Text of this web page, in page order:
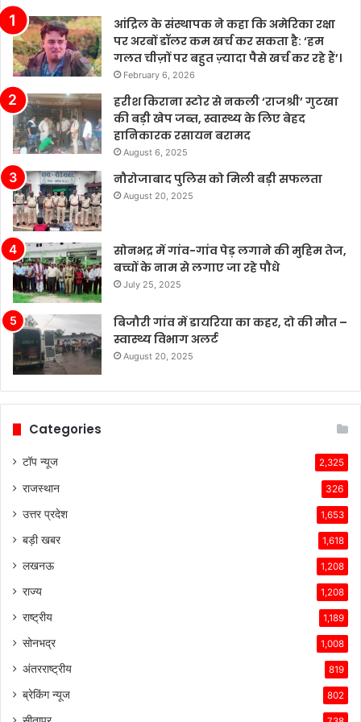
उद्योग
में
कई
चुनौतियाँ
हैं।
चीन
के
बढ़ते
में
टेस्ला
की
बिक्री
लगातार
मजबूत
बनी
हुई
है,
जबकि
अन्य
कंपनियां
समस्याओं
सामना
आंद्रिल के संस्थापक ने कहा कि अमेरिका रक्षा
पर अरबों डॉलर कम खर्च कर सकता है: ‘हम
गलत चीज़ों पर बहुत ज़्यादा पैसे खर्च कर रहे हैं’।
February 6, 2026
हरीश किराना स्टोर से नकली ‘राजश्री’ गुटखा
की बड़ी खेप जब्त, स्वास्थ्य के लिए बेहद
हानिकारक रसायन बरामद
August 6, 2025
नौरोजाबाद पुलिस को मिली बड़ी सफलता
August 20, 2025
सोनभद्र में गांव-गांव पेड़ लगाने की मुहिम तेज,
बच्चों के नाम से लगाए जा रहे पौधे
July 25, 2025
बिजौरी गांव में डायरिया का कहर, दो की मौत –
स्वास्थ्य विभाग अलर्ट
August 20, 2025
Categories
टॉप न्यूज 2,325
राजस्थान 326
उत्तर प्रदेश 1,653
बड़ी खबर 1,618
लखनऊ 1,208
राज्य 1,208
राष्ट्रीय 1,189
सोनभद्र 1,008
अंतरराष्ट्रीय 819
ब्रेकिंग न्यूज 802